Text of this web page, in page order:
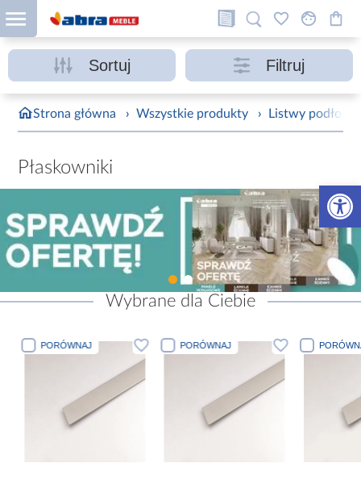
Otwórz
Sortuj Filtruj
Strona główna › Wszystkie produkty › Listwy
Płaskowniki
Wybrane dla Ciebie
PORÓWNAJ PORÓWNAJ